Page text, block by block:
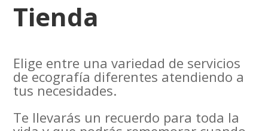
Tienda
Elige entre una variedad de servicios
de ecografía diferentes atendiendo a
tus necesidades.
Te llevarás un recuerdo para toda la